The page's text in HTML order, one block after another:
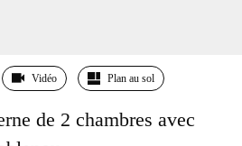
Vidéo Plan au sol
de 2 chambres avec